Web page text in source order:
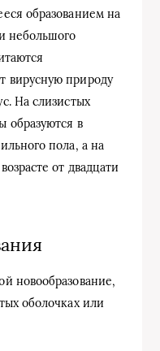
образованием на
небольшого
вирусную природу
На слизистых
образуются в
пола, а на
от двадцати
новообразование,
оболочках или